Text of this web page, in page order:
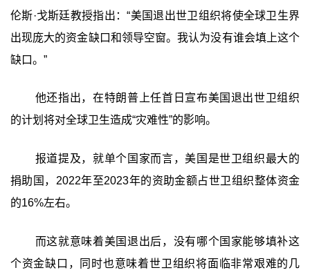
伦斯·戈斯廷教授指出：“美国退出世卫组织将使全球卫生界
出现庞大的资金缺口和领导空窗。我认为没有谁会填上这个
缺口。”
他还指出，在特朗普上任首日宣布美国退出世卫组织
的计划将对全球卫生造成“灾难性”的影响。
报道提及，就单个国家而言，美国是世卫组织最大的
捐助国，2022年至2023年的资助金额占世卫组织整体资金
的16%左右。
而这就意味着美国退出后，没有哪个国家能够填补这
个资金缺口，同时也意味着世卫组织将面临非常艰难的几